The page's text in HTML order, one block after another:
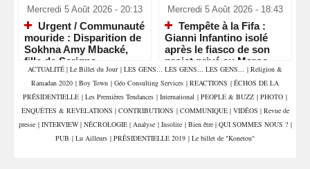
Mercredi 5 Août 2026 - 20:13
Urgent / Communauté
mouride : Disparition de
Sokhna Amy Mbacké,
fille de Serigne
Mountakha Mbacké
Mercredi 5 Août 2026 - 18:43
Tempête à la Fifa :
Gianni Infantino isolé
après le fiasco de son
projet privé au Maroc
ACTUALITÉ | Le Billet du Jour | LES GENS... LES GENS... LES GENS... | Religion &
Ramadan 2020 | Boy Town | Géo Consulting Services | REACTIONS | ÉCHOS DE LA
PRÉSIDENTIELLE | Les Premières Tendances | International | PEOPLE & BUZZ | PHOTO |
ENQUÊTES & REVELATIONS | CONTRIBUTIONS | COMMUNIQUE | VIDÉOS | Revue de
presse | INTERVIEW | NÉCROLOGIE | Analyse | Insolite | Bien être | QUI SOMMES NOUS ? |
PUB | Lu Ailleurs | PRÉSIDENTIELLE 2019 | Le billet de "Konetou"